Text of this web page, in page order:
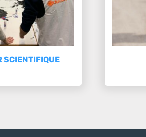
SCIENTIFIQUE